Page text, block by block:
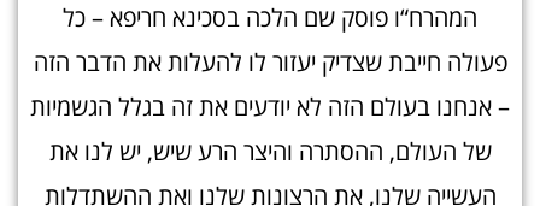
המהרח“ו פוסק שם הלכה בסכינא חריפא – כל
פעולה חייבת שצדיק יעזור לו להעלות את הדבר הזה
– אנחנו בעולם הזה לא יודעים את זה בגלל הגשמיות
של העולם, ההסתרה והיצר הרע שיש, יש לנו את
העשייה שלנו, את הרצונות שלנו ואת ההשתדלות